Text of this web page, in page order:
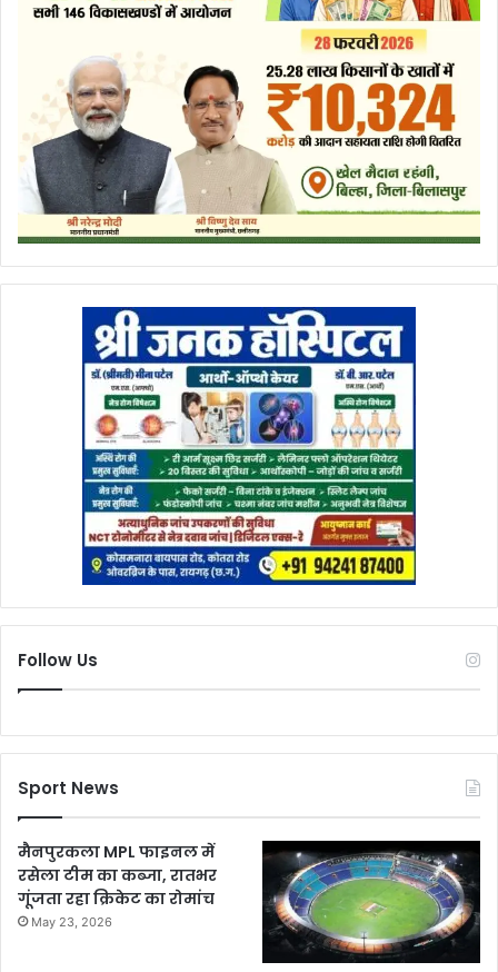
Follow Us
Sport News
मैनपुरकला MPL फाइनल में
रसेला टीम का कब्जा, रातभर
गूंजता रहा क्रिकेट का रोमांच
May 23, 2026